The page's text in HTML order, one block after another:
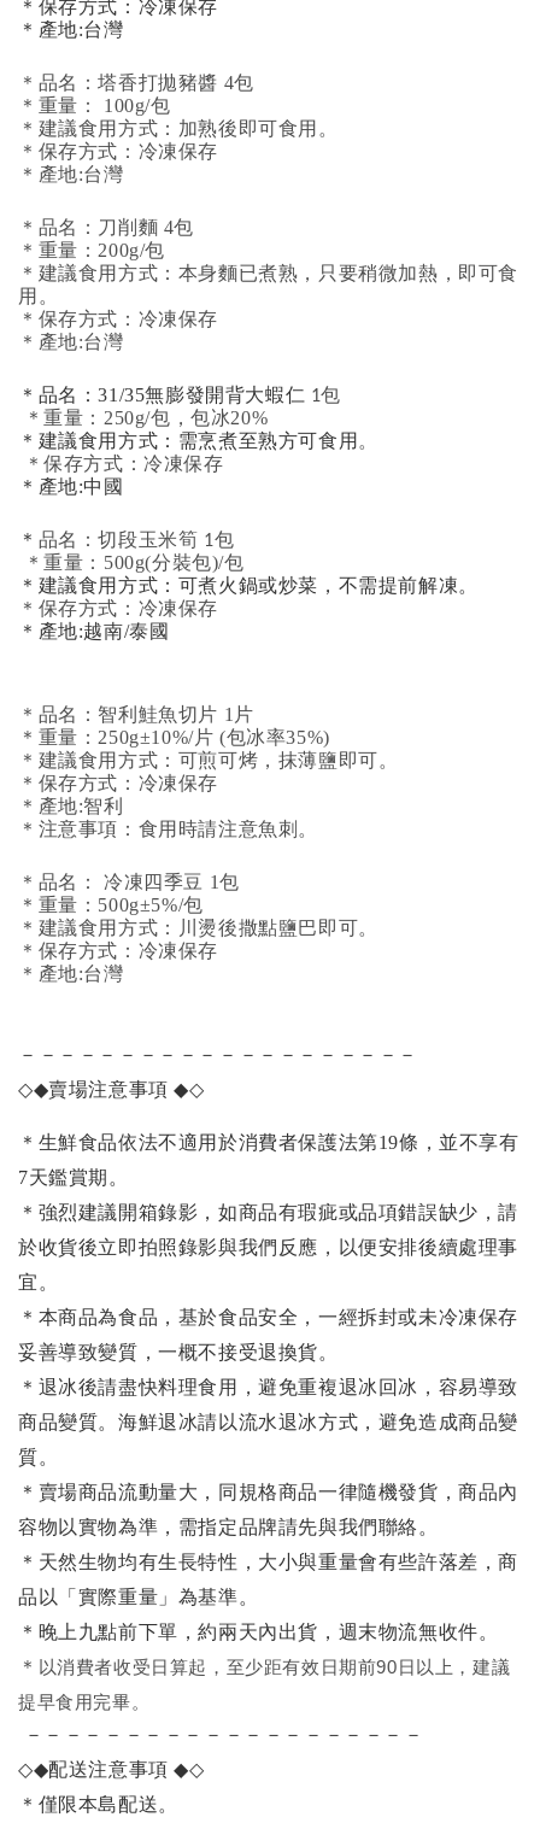
＊保存方式：冷凍保存
＊產地:台灣
＊品名：塔香打拋豬醬 4包
＊重量： 100g/包
＊建議食用方式：加熟後即可食用。
＊保存方式：冷凍保存
＊產地:台灣
＊品名：刀削麵 4包
＊重量：200g/包
＊建議食用方式：本身麵已煮熟，只要稍微加熱，即可食
用。
＊保存方式：冷凍保存
＊產地:台灣
＊品名：31/35無膨發開背大蝦仁 1包
＊重量：250g/包，包冰20%
＊建議食用方式：需烹煮至熟方可食用 。
＊保存方式：冷凍保存
＊產地:中國
＊ 品名：切段玉米筍 1包
＊重量：500g(分裝包)/包
＊建議食用方式：可煮火鍋或炒菜，不需提前解凍。
＊保存方式：冷凍保存
＊產地:越南/泰國
＊品名：智利鮭魚切片 1片
＊重量：250g±10%/片 (包冰率35%)
＊建議食用方式：可煎可烤，抹薄鹽即可。
＊保存方式：冷凍保存
＊產地:智利
＊注意事項：食用時請注意魚刺。
＊品名： 冷凍四季豆 1包
＊重量：500g±5%/包
＊建議食用方式：川燙後撒點鹽巴即可。
＊保存方式：冷凍保存
＊產地:台灣
－－－－－－－－－－－－－－－－－－－－
◇◆賣場注意事項◆◇
＊生鮮食品依法不適用於消費者保護法第19條，並不享有
7天鑑賞期。
＊強烈建議開箱錄影，如商品有瑕疵或品項錯誤缺少，請
於收貨後立即拍照錄影與我們反應，以便安排後續處理事
宜。
＊本商品為食品，基於食品安全，一經拆封或未冷凍保存
妥善導致變質，一概不接受退換貨。
＊退冰後請盡快料理食用，避免重複退冰回冰，容易導致
商品變質。海鮮退冰請以流水退冰方式，避免造成商品變
質。
＊賣場商品流動量大，同規格商品一律隨機發貨，商品內
容物以實物為準，需指定品牌請先與我們聯絡。
＊天然生物均有生長特性，大小與重量會有些許落差，商
品以「實際重量」為基準。
＊晚上九點前下單，約兩天內出貨，週末物流無收件。
＊ 以消費者收受日算起，至少距有效日期前90日以上，建議
提早食用完畢。
－－－－－－－－－－－－－－－－－－－－
◇◆配送注意事項◆◇
＊僅限本島配送。